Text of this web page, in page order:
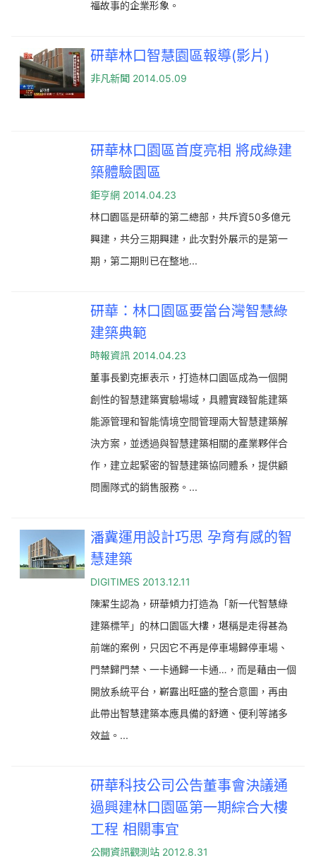
福故事的企業形象。
研華林口智慧園區報導(影片)
非凡新聞 2014.05.09
研華林口園區首度亮相 將成綠建
築體驗園區
鉅亨網 2014.04.23
林口園區是研華的第二總部，共斥資50多億元
興建，共分三期興建，此次對外展示的是第一
期，第二期則已在整地...
研華：林口園區要當台灣智慧綠
建築典範
時報資訊 2014.04.23
董事長劉克振表示，打造林口園區成為一個開
創性的智慧建築實驗場域，具體實踐智能建築
能源管理和智能情境空間管理兩大智慧建築解
決方案，並透過與智慧建築相關的產業夥伴合
作，建立起緊密的智慧建築協同體系，提供顧
問團隊式的銷售服務。...
潘冀運用設計巧思 孕育有感的智
慧建築
DIGITIMES 2013.12.11
陳潔生認為，研華傾力打造為「新一代智慧綠
建築標竿」的林口園區大樓，堪稱是走得甚為
前端的案例，只因它不再是停車場歸停車場、
門禁歸門禁、一卡通歸一卡通…，而是藉由一個
開放系統平台，嶄露出旺盛的整合意圖，再由
此帶出智慧建築本應具備的舒適、便利等諸多
效益。...
研華科技公司公告董事會決議通
過興建林口園區第一期綜合大樓
工程 相關事宜
公開資訊觀測站 2012.8.31